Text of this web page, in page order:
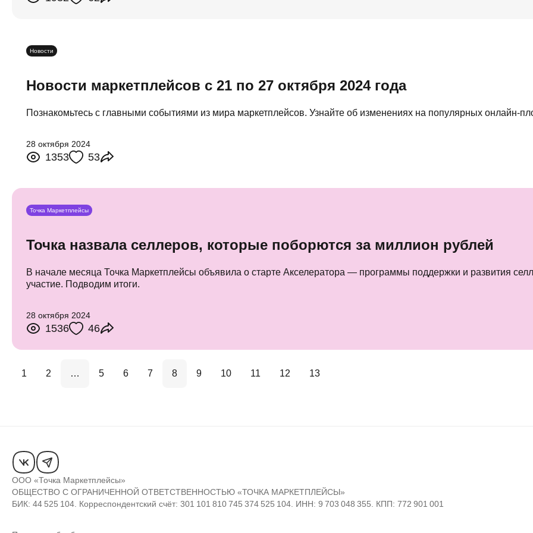
Новости
Новости маркетплейсов с 21 по 27 октября 2024 года
Познакомьтесь с главными событиями из мира маркетплейсов. Узнайте об изменениях на популярных онлайн-
28 октября 2024
1353 53
Точка Маркетплейсы
Точка назвала селлеров, которые поборются за миллион рублей
В начале месяца Точка Маркетплейсы объявила о старте Акселератора — программы поддержки и развития
участие. Подводим итоги.
28 октября 2024
1536 46
1 2 … 5 6 7 8 9 10 11 12 13
ООО «Точка Маркетплейсы»
ОБЩЕСТВО С ОГРАНИЧЕННОЙ ОТВЕТСТВЕННОСТЬЮ «ТОЧКА МАРКЕТПЛЕЙСЫ»
БИК: 44 525 104. Корреспондентский счёт: 301 101 810 745 374 525 104. ИНН: 9 703 048 355. КПП: 772 901 001